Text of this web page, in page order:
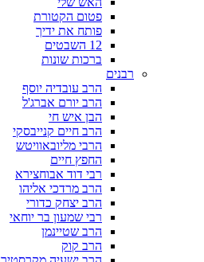
פטום הקטורת
פותח את ידיך
12 השבטים
ברכות שונות
רבנים
הרב עובדיה יוסף
הרב יורם אברג'ל
הבן איש חי
הרב חיים קנייבסקי
הרבי מליובאוויטש
החפץ חיים
רבי דוד אבוחצירא
הרב מרדכי אליהו
הרב יצחק כדורי
רבי שמעון בר יוחאי
הרב שטיינמן
הרב קוק